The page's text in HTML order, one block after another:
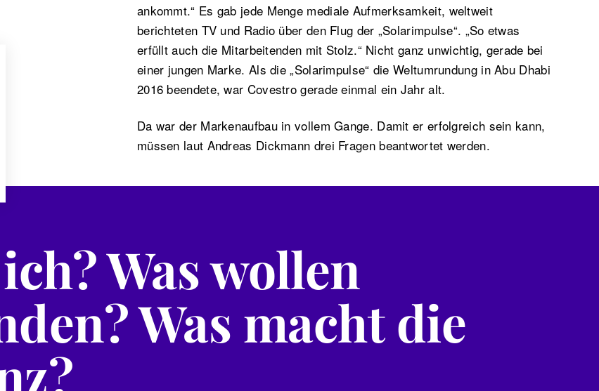
ankommt.“ Es gab jede Menge mediale Aufmerksamkeit, weltweit
berichteten TV und Radio über den Flug der „Solarimpulse“. „So etwas
erfüllt auch die Mitarbeitenden mit Stolz.“ Nicht ganz unwichtig, gerade bei
einer jungen Marke. Als die „Solarimpulse“ die Weltumrundung in Abu Dhabi
2016 beendete, war Covestro gerade einmal ein Jahr alt.
Da war der Markenaufbau in vollem Gange. Damit er erfolgreich sein kann,
müssen laut Andreas Dickmann drei Fragen beantwortet werden.
Was wollen
Was macht die